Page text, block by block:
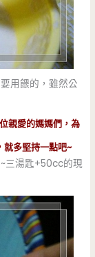
用餵的，雖然公
親愛的媽媽們，為
就多堅持一點吧~
三湯匙+50cc的現